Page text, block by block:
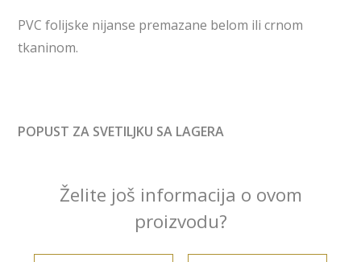
PVC folijske nijanse premazane belom ili crnom
tkaninom.
POPUST ZA SVETILJKU SA LAGERA
Želite još informacija o ovom
proizvodu?